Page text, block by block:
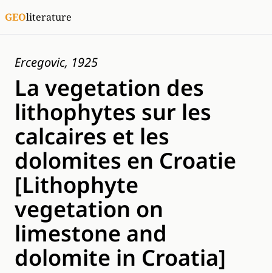
GEOliterature
Ercegovic, 1925
La vegetation des
lithophytes sur les
calcaires et les
dolomites en Croatie
[Lithophyte
vegetation on
limestone and
dolomite in Croatia]